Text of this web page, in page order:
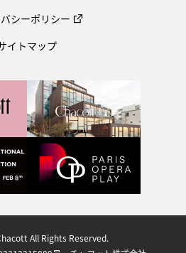
シーポリシー
イトマップ
All Rights Reserved.